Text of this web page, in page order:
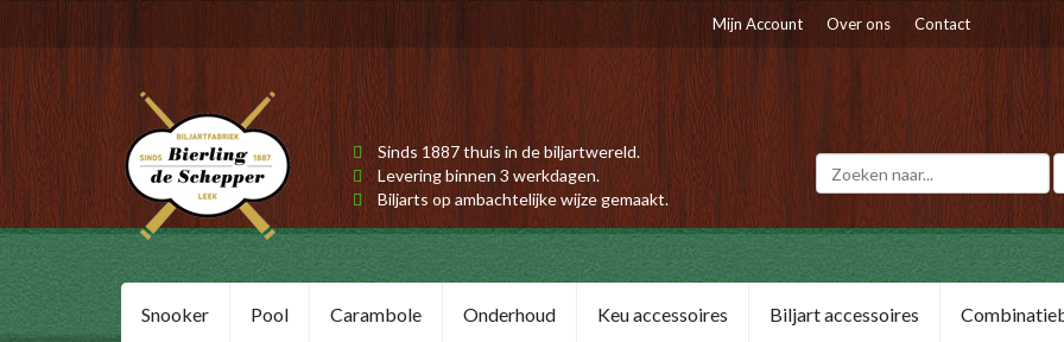
Mijn Account Over ons Contact
Sinds 1887 thuis in de biljartwereld.
Levering binnen 3 werkdagen.
Biljarts op ambachtelijke wijze gemaakt.
Snooker Pool Carambole Onderhoud Keu accessoires Biljart accessoires